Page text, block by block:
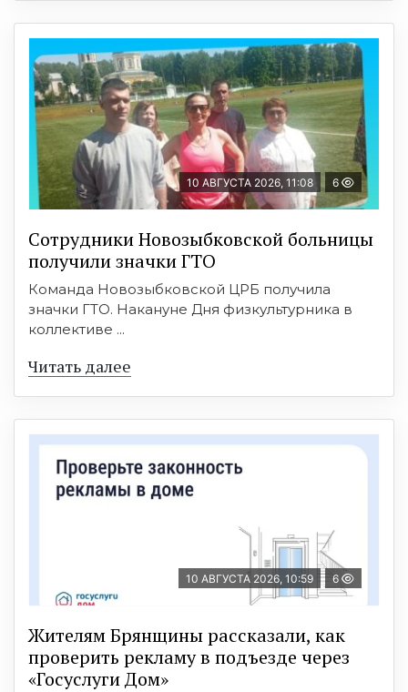
10 АВГУСТА 2026, 11:08 6
Сотрудники Новозыбковской больницы
получили значки ГТО
Команда Новозыбковской ЦРБ получила
значки ГТО. Накануне Дня физкультурника в
коллективе ...
Читать далее
10 АВГУСТА 2026, 10:59 6
Жителям Брянщины рассказали, как
проверить рекламу в подъезде через
«Госуслуги Дом»